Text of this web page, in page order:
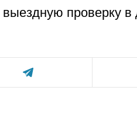
проверку